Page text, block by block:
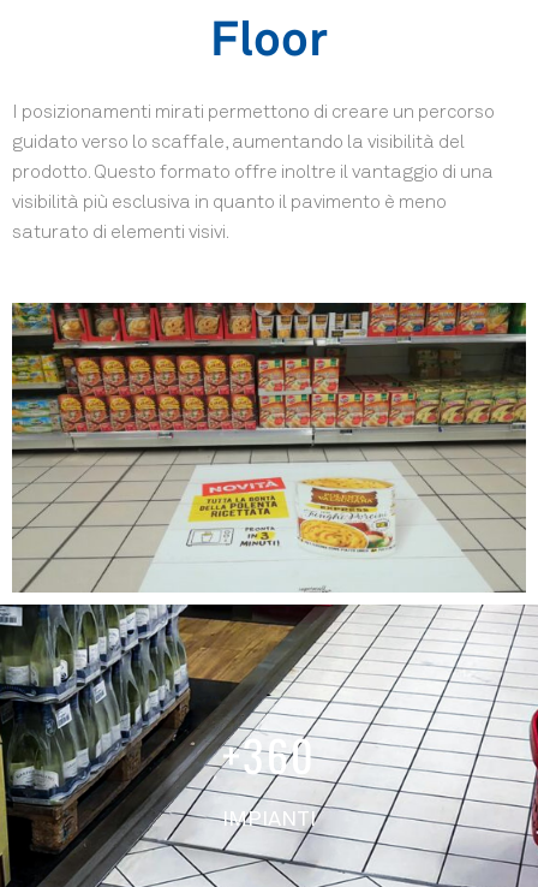
Floor
I posizionamenti mirati permettono di creare un percorso
guidato verso lo scaffale, aumentando la visibilità del
prodotto. Questo formato offre inoltre il vantaggio di una
visibilità più esclusiva in quanto il pavimento è meno
saturato di elementi visivi.
IMPIANTI
+360